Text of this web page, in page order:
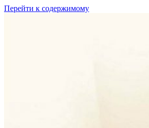
Перейти к содержимому